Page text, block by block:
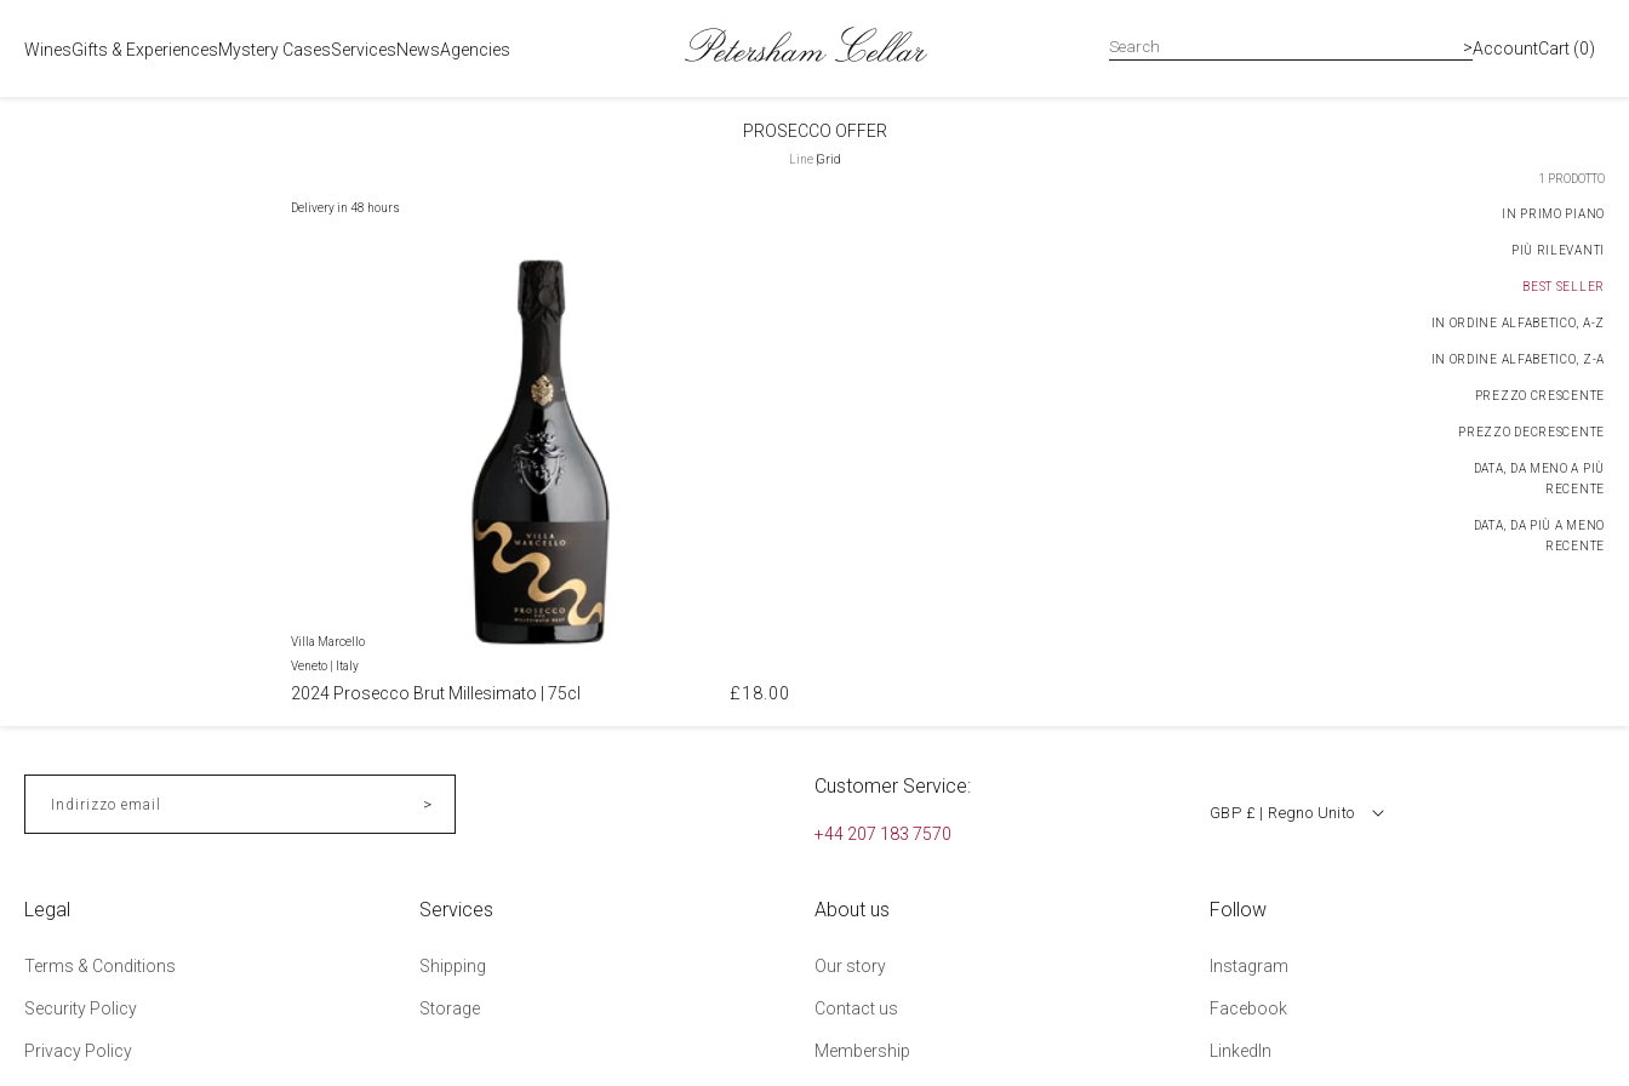
WinesGifts & ExperiencesMystery CasesServicesNewsAgencies >Account
Accedi Cart
Carrello
(0)
COLLEZIONE:
PROSECCO OFFER
Line|Grid
1 PRODOTTO
IN PRIMO PIANO
PIÙ RILEVANTI
BEST SELLER
IN ORDINE ALFABETICO, A-Z
IN ORDINE ALFABETICO, Z-A
PREZZO CRESCENTE
PREZZO DECRESCENTE
DATA, DA MENO A PIÙ
RECENTE
DATA, DA PIÙ A MENO
RECENTE
Delivery in 48 hours
Villa Marcello
Veneto | Italy
2024 Prosecco Brut Millesimato | 75cl £18.00
Indirizzo email >
Customer Service:
+44 207 183 7570
GBP £ | Regno Unito
Legal
Terms & Conditions
Security Policy
Privacy Policy
Services
Shipping
Storage
About us
Our story
Contact us
Membership
Follow
Instagram
Facebook
LinkedIn